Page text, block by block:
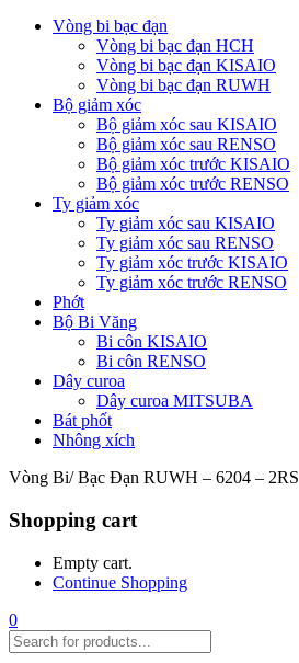
Vòng bi bạc đạn
Vòng bi bạc đạn HCH
Vòng bi bạc đạn KISAIO
Vòng bi bạc đạn RUWH
Bộ giảm xóc
Bộ giảm xóc sau KISAIO
Bộ giảm xóc sau RENSO
Bộ giảm xóc trước KISAIO
Bộ giảm xóc trước RENSO
Ty giảm xóc
Ty giảm xóc sau KISAIO
Ty giảm xóc sau RENSO
Ty giảm xóc trước KISAIO
Ty giảm xóc trước RENSO
Phớt
Bộ Bi Văng
Bi côn KISAIO
Bi côn RENSO
Dây curoa
Dây curoa MITSUBA
Bát phốt
Nhông xích
Vòng Bi/ Bạc Đạn RUWH – 6204 – 2RS
Shopping cart
Empty cart.
Continue Shopping
0